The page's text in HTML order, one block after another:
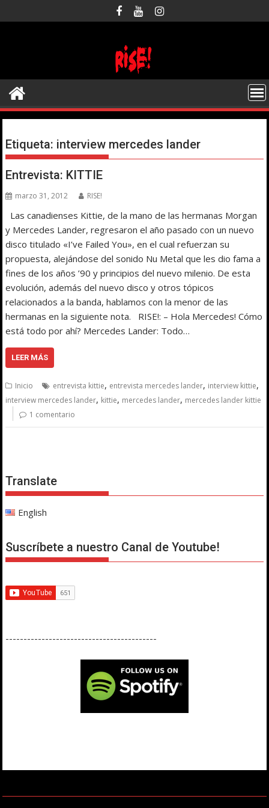
al
Etiqueta: interview mercedes lander
Entrevista: KITTIE
marzo 31, 2012 RISE!
Las canadienses Kittie, de la mano de las hermanas Morgan
y Mercedes Lander, regresaron el año pasado con un nuevo
disco titulado «I’ve Failed You», en el cual refuerzan su
propuesta, alejándose del sonido Nu Metal que les dio fama a
fines de los años ’90 y principios del nuevo milenio. De esta
evolución, además del nuevo disco y otros tópicos
relacionados a la banda, hablamos con la menor de las
hermanas en la siguiente nota. RISE!: – Hola Mercedes! Cómo
está todo por ahí? Mercedes Lander: Todo…
LEER MÁS
Inicio entrevista kittie, entrevista mercedes lander, interview kittie,
interview mercedes lander, kittie, mercedes lander, mercedes lander kittie
1 comentario
Translate
English
Suscríbete a nuestro Canal de Youtube!
------------------------------------------